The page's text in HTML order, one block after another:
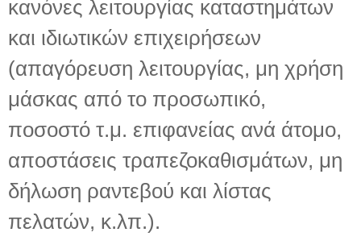
κανόνες λειτουργίας καταστημάτων
και ιδιωτικών επιχειρήσεων
(απαγόρευση λειτουργίας, μη χρήση
μάσκας από το προσωπικό,
ποσοστό τ.μ. επιφανείας ανά άτομο,
αποστάσεις τραπεζοκαθισμάτων, μη
δήλωση ραντεβού και λίστας
πελατών, κ.λπ.).